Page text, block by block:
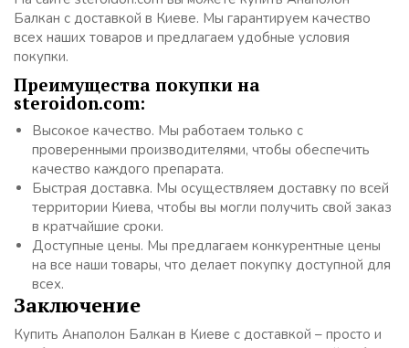
Балкан с доставкой в Киеве. Мы гарантируем качество
всех наших товаров и предлагаем удобные условия
покупки.
Преимущества покупки на
steroidon.com:
Высокое качество. Мы работаем только с
проверенными производителями, чтобы обеспечить
качество каждого препарата.
Быстрая доставка. Мы осуществляем доставку по всей
территории Киева, чтобы вы могли получить свой заказ
в кратчайшие сроки.
Доступные цены. Мы предлагаем конкурентные цены
на все наши товары, что делает покупку доступной для
всех.
Заключение
Купить Анаполон Балкан в Киеве с доставкой – просто и